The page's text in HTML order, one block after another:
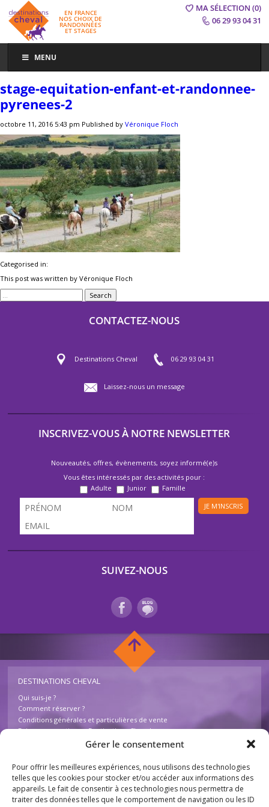
Gérer le consentement
Pour offrir les meilleures expériences, nous utilisons des technologies
telles que les cookies pour stocker et/ou accéder aux informations des
appareils. Le fait de consentir à ces technologies nous permettra de
traiter des données telles que le comportement de navigation ou les ID
EN FRANCE
NOS CHOIX DE
RANDONNÉES
ET STAGES
MA SÉLECTION (0)
06 29 93 04 31
MENU
stage-equitation-enfant-et-randonnee-
pyrenees-2
octobre 11, 2016 5:43 pm Published by Véronique Floch
Categorised in:
This post was written by Véronique Floch
Search
CONTACTEZ-NOUS
Destinations Cheval 06 29 93 04 31
Laissez-nous un message
INSCRIVEZ-VOUS À NOTRE NEWSLETTER
Nouveautés, offres, évènements, soyez informé(e)s
Vous êtes intéressés par des activités pour :
Adulte
Junior
Famille
JE M'INSCRIS
SUIVEZ-NOUS
DESTINATIONS CHEVAL
Qui suis-je ?
Comment réserver ?
Conditions générales et particulières de vente
Foire aux questions – Destinations Cheval
INFOS
Mentions légales
Plan du site